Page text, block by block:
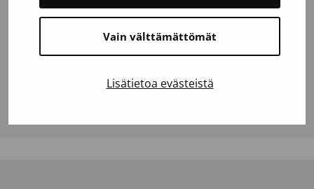
Vain välttämättömät
Lisätietoa evästeistä
Asiantuntija
0400 863495
niklas.ahlblad@veripalvelu.fi